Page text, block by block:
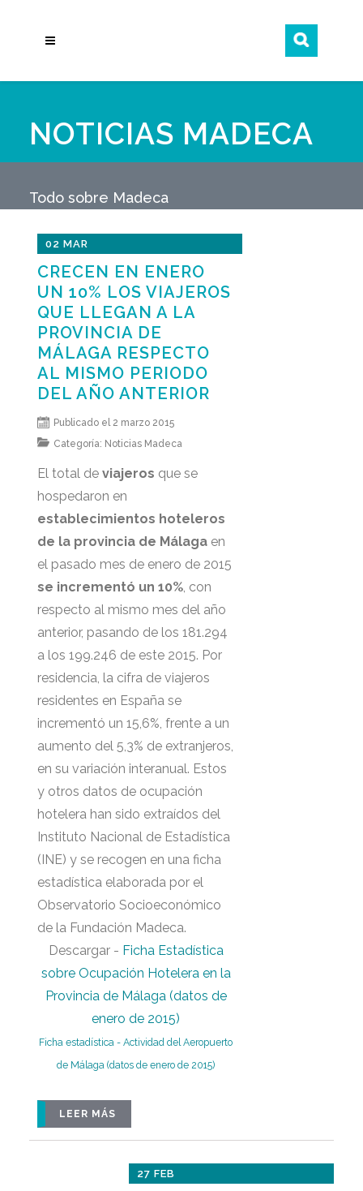
NOTICIAS MADECA
Todo sobre Madeca
02 MAR
CRECEN EN ENERO
UN 10% LOS VIAJEROS
QUE LLEGAN A LA
PROVINCIA DE
MÁLAGA RESPECTO
AL MISMO PERIODO
DEL AÑO ANTERIOR
Publicado el 2 marzo 2015
Categoría: Noticias Madeca
El total de viajeros que se
hospedaron en
establecimientos hoteleros
de la provincia de Málagaen
el pasado mes de enero de 2015
se incrementó un 10%, con
respecto al mismo mes del año
anterior, pasando de los 181.294
a los 199.246 de este 2015. Por
residencia, la cifra de viajeros
residentes en España se
incrementó un 15,6%, frente a un
aumento del 5,3% de extranjeros,
en su variación interanual. Estos
y otros datos de ocupación
hotelera han sido extraídos del
Instituto Nacional de Estadística
(INE) y se recogen en una ficha
estadística elaborada por el
Observatorio Socioeconómico
de la Fundación Madeca.
Descargar - Ficha Estadística
sobre Ocupación Hotelera en la
Provincia de Málaga (datos de
enero de 2015)
Ficha estadística - Actividad del Aeropuerto
de Málaga (datos de enero de 2015)
LEER MÁS
27 FEB